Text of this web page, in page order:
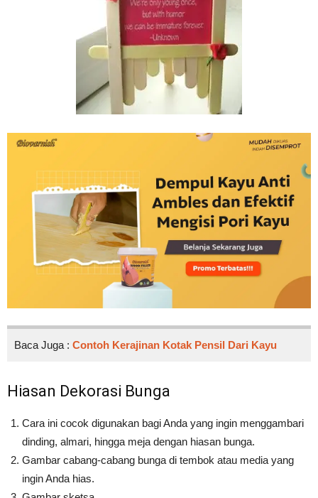
Baca Juga : Contoh Kerajinan Kotak Pensil Dari Kayu
Hiasan Dekorasi Bunga
Cara ini cocok digunakan bagi Anda yang ingin menggambari
dinding, almari, hingga meja dengan hiasan bunga.
Gambar cabang-cabang bunga di tembok atau media yang
ingin Anda hias.